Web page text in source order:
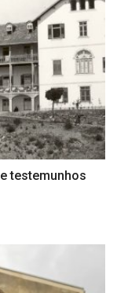
testemunhos